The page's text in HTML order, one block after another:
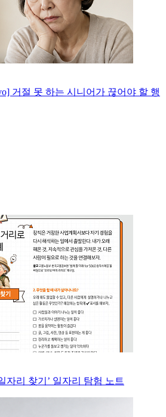
거절 못 하는 시니어가 끊어야 할 행
자리 찾기’ 일자리 탐험 노트